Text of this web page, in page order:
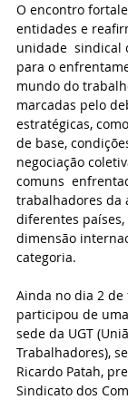
O encontro
entidades e
unidade  sindical
para o
mundo do
marcadas pelo
estratégicas,
de base,
negociação
comuns
trabalhadores da
diferentes
dimensão
categoria.
Ainda no dia 2 de
participou de
sede da UGT
Trabalhadores),
Ricardo Patah,
Sindicato dos